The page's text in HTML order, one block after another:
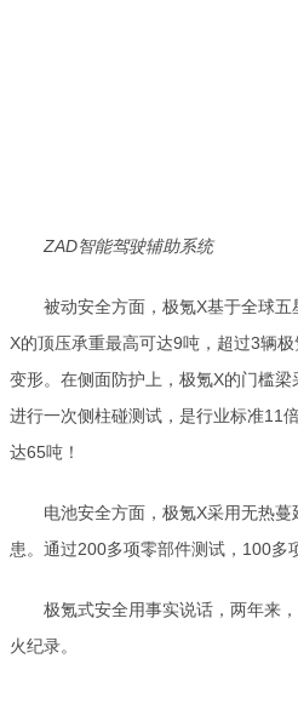
ZAD智能驾驶辅助系统
被动安全方面，极氪X基于全球
X的顶压承重最高可达9吨，超过3辆
变形。在侧面防护上，极氪X的门槛
进行一次侧柱碰测试，是行业标准11
达65吨！
电池安全方面，极氪X采用无热
患。通过200多项零部件测试，100多
极氪式安全用事实说话，两年来
火纪录。